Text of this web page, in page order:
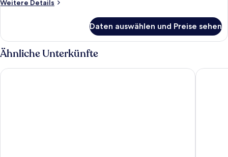
Weitere Details
Weitere
Zimmer,
2 Einzelbetten
Daten auswählen und Preise sehen
Ähnliche Unterkünfte
Bastion Hotel Tilburg